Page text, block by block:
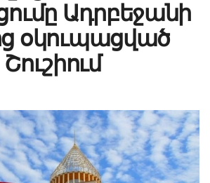
Ադրբեջանի
օկուպացված
Շուշիում